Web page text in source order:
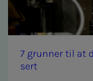
7 grun­­­ner til at
sert